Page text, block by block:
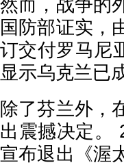
然而，战争的
国防部证实，
订交付罗马尼
显示乌克兰已
除了芬兰外，
出震撼决定。
宣布退出《渥